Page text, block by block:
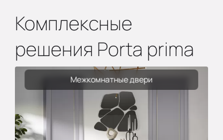
Комплексные
решения Porta prima
Межкомнатные двери